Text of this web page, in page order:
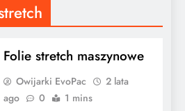
Folie stretch maszynowe
Owijarki EvoPac
2 lata
ago
0 1 mins